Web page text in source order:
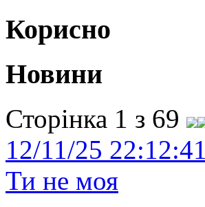
Корисно
Новини
Сторінка 1 з 69
12/11/25 22:12:41
Ти не моя